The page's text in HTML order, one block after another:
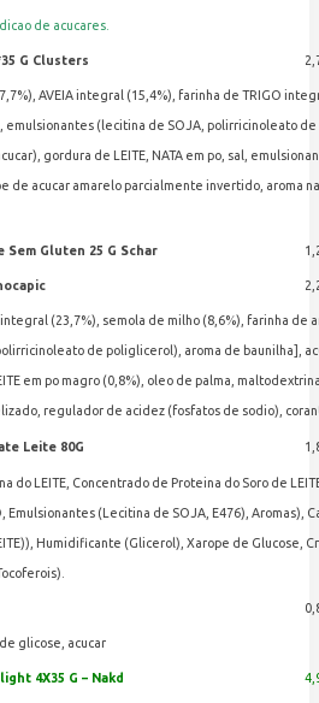
de acucares.
G Clusters
AVEIA integral (15,4%), farinha de TRIGO
emulsionantes (lecitina de SOJA, polirricinoleato
gordura de LEITE, NATA em po, sal,
de acucar amarelo parcialmente invertido,
Sem Gluten 25 G Schar
(23,7%), semola de milho (8,6%), farinha de
de poliglicerol), aroma de baunilha],
em po magro (0,8%), oleo de palma,
regulador de acidez (fosfatos de sodio),
Leite 80G
do LEITE, Concentrado de Proteina do Soro de
Emulsionantes (Lecitina de SOJA, E476), Aromas),
Humidificante (Glicerol), Xarope de
glicose, acucar
4X35 G – Nakd